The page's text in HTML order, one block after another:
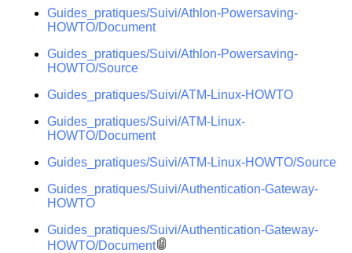
Guides_pratiques/Suivi/Athlon-Powersaving-
HOWTO/Document
Guides_pratiques/Suivi/Athlon-Powersaving-
HOWTO/Source
Guides_pratiques/Suivi/ATM-Linux-HOWTO
Guides_pratiques/Suivi/ATM-Linux-
HOWTO/Document
Guides_pratiques/Suivi/ATM-Linux-HOWTO/Source
Guides_pratiques/Suivi/Authentication-Gateway-
HOWTO
Guides_pratiques/Suivi/Authentication-Gateway-
HOWTO/Document